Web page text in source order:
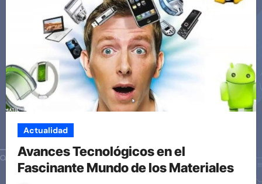
Actualidad
Avances Tecnológicos en el
Fascinante Mundo de los Materiales